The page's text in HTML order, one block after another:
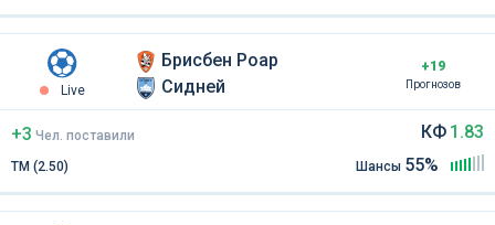
Live
Брисбен Роар
Сидней
+19
Прогнозов
+3 Чел. поставили
ТМ (2.50)
КФ 1.83
Шансы 55%